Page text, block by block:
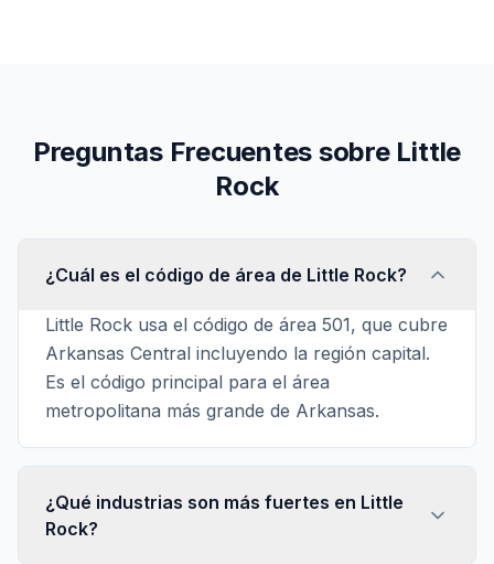
Preguntas Frecuentes sobre Little
Rock
¿Cuál es el código de área de Little Rock?
Little Rock usa el código de área 501, que cubre
Arkansas Central incluyendo la región capital.
Es el código principal para el área
metropolitana más grande de Arkansas.
¿Qué industrias son más fuertes en Little
Rock?